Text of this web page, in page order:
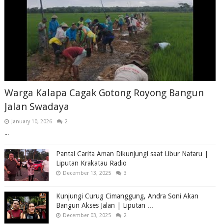
Warga Kalapa Cagak Gotong Royong Bangun
Jalan Swadaya
January 10, 2026 2
...
Pantai Carita Aman Dikunjungi saat Libur Nataru |
Liputan Krakatau Radio
December 13, 2025 3
Kunjungi Curug Cimanggung, Andra Soni Akan
Bangun Akses Jalan | Liputan ...
December 03, 2025 2